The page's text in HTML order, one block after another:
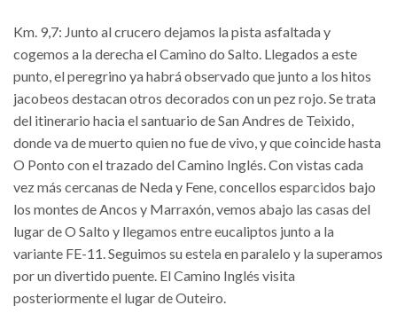
Km. 9,7: Junto al crucero dejamos la pista asfaltada y
cogemos a la derecha el Camino do Salto. Llegados a este
punto, el peregrino ya habrá observado que junto a los hitos
jacobeos destacan otros decorados con un pez rojo. Se trata
del itinerario hacia el santuario de San Andres de Teixido,
donde va de muerto quien no fue de vivo, y que coincide hasta
O Ponto con el trazado del Camino Inglés. Con vistas cada
vez más cercanas de Neda y Fene, concellos esparcidos bajo
los montes de Ancos y Marraxón, vemos abajo las casas del
lugar de O Salto y llegamos entre eucaliptos junto a la
variante FE-11. Seguimos su estela en paralelo y la superamos
por un divertido puente. El Camino Inglés visita
posteriormente el lugar de Outeiro.